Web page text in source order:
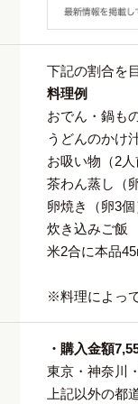
下記の割合を
料理例
おでん・鍋
うどんのか
お吸い物（
茶わん蒸し
卵焼き（
炊き込みご飯
米2合に本品
※料理によっ
・購入金額
東京・神奈川
上記以外の都